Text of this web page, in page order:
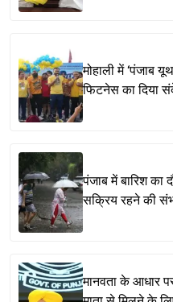
मोहाली में ‘पंजाब
फिटनेस का दिया
पंजाब में बारिश का
सक्रिय रहने की
मानवता के आधार